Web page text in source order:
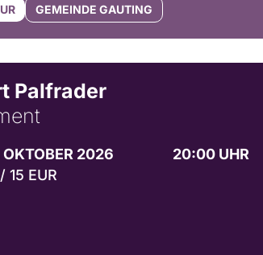
GEMEINDE GAUTING
Palfrader
2026
20:00 UHR
15 EUR